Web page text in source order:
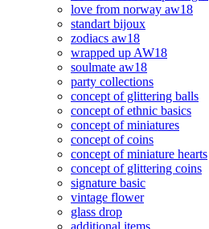
love from norway aw18
standart bijoux
zodiacs aw18
wrapped up AW18
soulmate aw18
party collections
concept of glittering balls
concept of ethnic basics
concept of miniatures
concept of coins
concept of miniature hearts
concept of glittering coins
signature basic
vintage flower
glass drop
additional items